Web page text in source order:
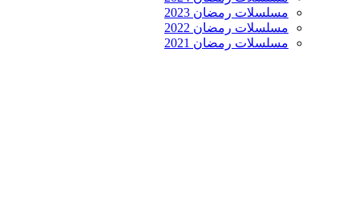
مسلسلات رمضان 2023
مسلسلات رمضان 2022
مسلسلات رمضان 2021